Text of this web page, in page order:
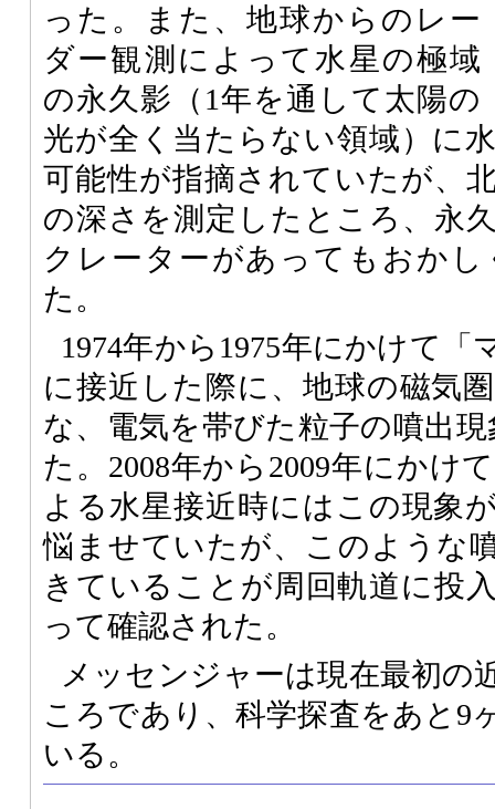
った。また、地球からのレー
ダー観測によって水星の極域
の永久影（1年を通して太陽の
光が全く当たらない領域）に
可能性が指摘されていたが、
の深さを測定したところ、永
クレーターがあってもおか
た。
1974年から1975年にかけて「
に接近した際に、地球の磁気
な、電気を帯びた粒子の噴出
た。2008年から2009年にかけ
よる水星接近時にはこの現象
悩ませていたが、このような
きていることが周回軌道に投
って確認された。
メッセンジャーは現在最初の
ころであり、科学探査をあと9
いる。